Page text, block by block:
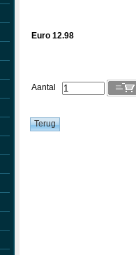
Euro 12.98
Aantal